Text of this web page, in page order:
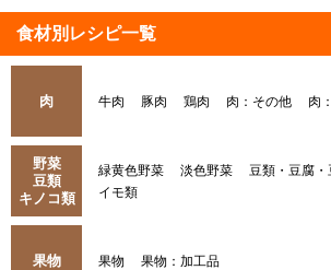
食材別レシピ一覧
肉 牛肉 豚肉 鶏肉 肉：その他 肉
野菜
豆類
キノコ類
緑黄色野菜 淡色野菜 豆類・豆腐
イモ類
果物 果物 果物：加工品